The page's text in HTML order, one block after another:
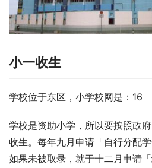
小一收生
学校位于东区，小学校网是：16
学校是资助小学，所以要按照政
收生。每年九月申请「自行分配
如果未被取录，就于十二月申请